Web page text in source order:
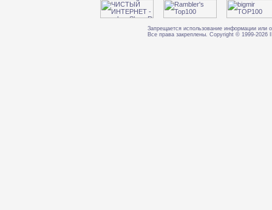
Запрещается использование информации или
Все права закреплены. Copyright © 1999-